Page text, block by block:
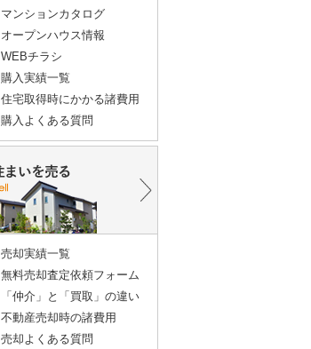
マンションカタログ
オープンハウス情報
WEBチラシ
購入実績一覧
住宅取得時にかかる諸費用
購入よくある質問
売却実績一覧
無料売却査定依頼フォーム
「仲介」と「買取」の違い
不動産売却時の諸費用
売却よくある質問